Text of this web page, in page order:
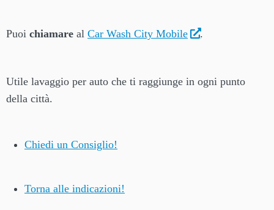
Puoi chiamare al Car Wash City Mobile .
Utile lavaggio per auto che ti raggiunge in ogni punto
della città.
Chiedi un Consiglio!
Torna alle indicazioni!